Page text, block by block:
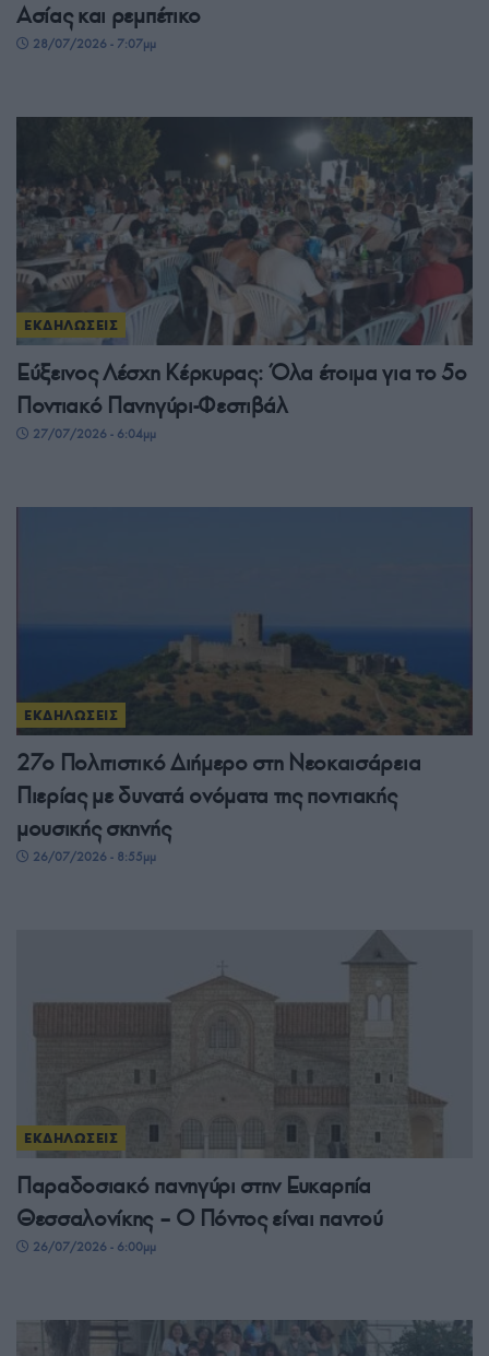
Ασίας και ρεμπέτικο
28/07/2026 - 7:07μμ
ΕΚΔΗΛΩΣΕΙΣ
Εύξεινος Λέσχη Κέρκυρας: Όλα έτοιμα για το 5ο
Ποντιακό Πανηγύρι-Φεστιβάλ
27/07/2026 - 6:04μμ
ΕΚΔΗΛΩΣΕΙΣ
27ο Πολιτιστικό Διήμερο στη Νεοκαισάρεια
Πιερίας με δυνατά ονόματα της ποντιακής
μουσικής σκηνής
26/07/2026 - 8:55μμ
ΕΚΔΗΛΩΣΕΙΣ
Παραδοσιακό πανηγύρι στην Ευκαρπία
Θεσσαλονίκης – Ο Πόντος είναι παντού
26/07/2026 - 6:00μμ